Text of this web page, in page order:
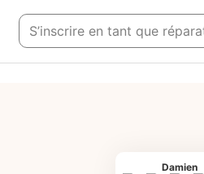
S’inscrire en tant que
Damien